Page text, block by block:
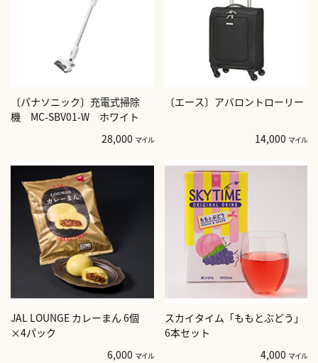
〔パナソニック〕充電式掃除
機 MC-SBV01-W ホワイト
28,000 マイル
〔エース〕アバロントローリー
14,000 マイル
JAL LOUNGE カレーまん 6個
×4パック
6,000 マイル
スカイタイム「ももとぶどう」
6本セット
4,000 マイル